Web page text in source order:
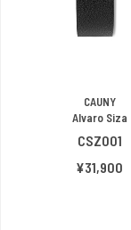
CAUNY
Alvaro Siza
CSZ001
¥31,900